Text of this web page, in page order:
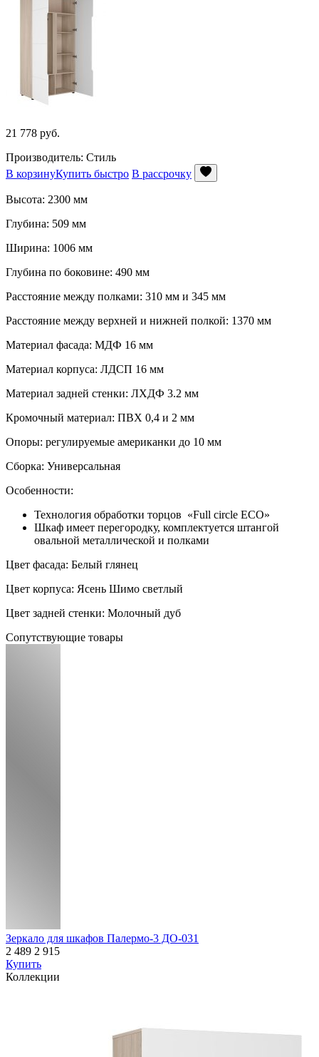
21 778 руб.
Производитель: Стиль
В корзинуКупить быстро В рассрочку
Высота: 2300 мм
Глубина: 509 мм
Ширина: 1006 мм
Глубина по боковине: 490 мм
Расстояние между полками: 310 мм и 345 мм
Расстояние между верхней и нижней полкой: 1370 мм
Материал фасада: МДФ 16 мм
Материал корпуса: ЛДСП 16 мм
Материал задней стенки: ЛХДФ 3.2 мм
Кромочный материал: ПВХ 0,4 и 2 мм
Опоры: регулируемые американки до 10 мм
Сборка: Универсальная
Особенности:
Технология обработки торцов «Full circle ECO»
Шкаф имеет перегородку, комплектуется штангой
овальной металлической и полками
Цвет фасада: Белый глянец
Цвет корпуса: Ясень Шимо светлый
Цвет задней стенки: Молочный дуб
Сопутствующие товары
Зеркало для шкафов Палермо-3 ДО-031
2 489 2 915
Купить
Коллекции